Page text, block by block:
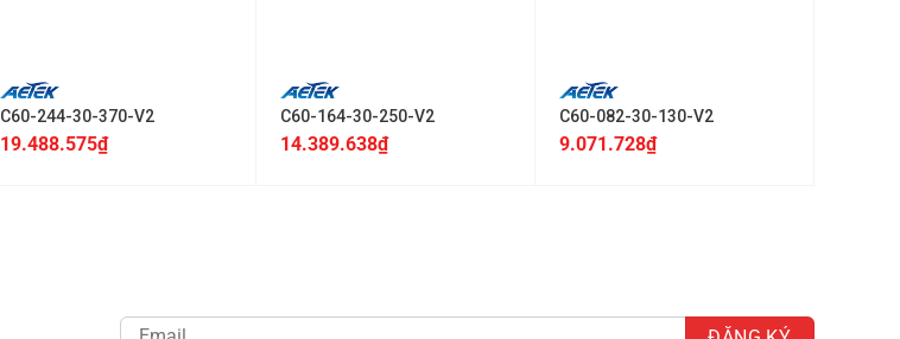
C60-244-30-370-V2
19.488.575₫
C60-164-30-250-V2
14.389.638₫
C60-082-30-130-V2
9.071.728₫